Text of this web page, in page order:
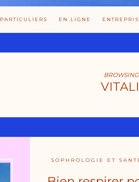
PARTICULIERS EN LIGNE
SOPHROLOGIE ET